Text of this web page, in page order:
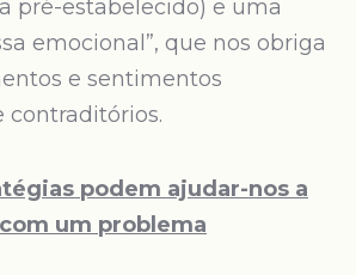
pré-estabelecido) e uma
emocional”, que nos obriga
e sentimentos
contraditórios.
podem ajudar-nos a
um problema